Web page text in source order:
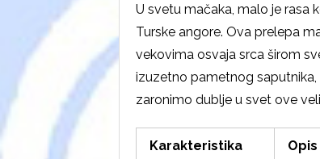
U svetu mačaka, malo je rasa
Turske angore. Ova prelepa
vekovima osvaja srca širom
izuzetno pametnog saputnika,
zaronimo dublje u svet ove
Karakteristika Opis